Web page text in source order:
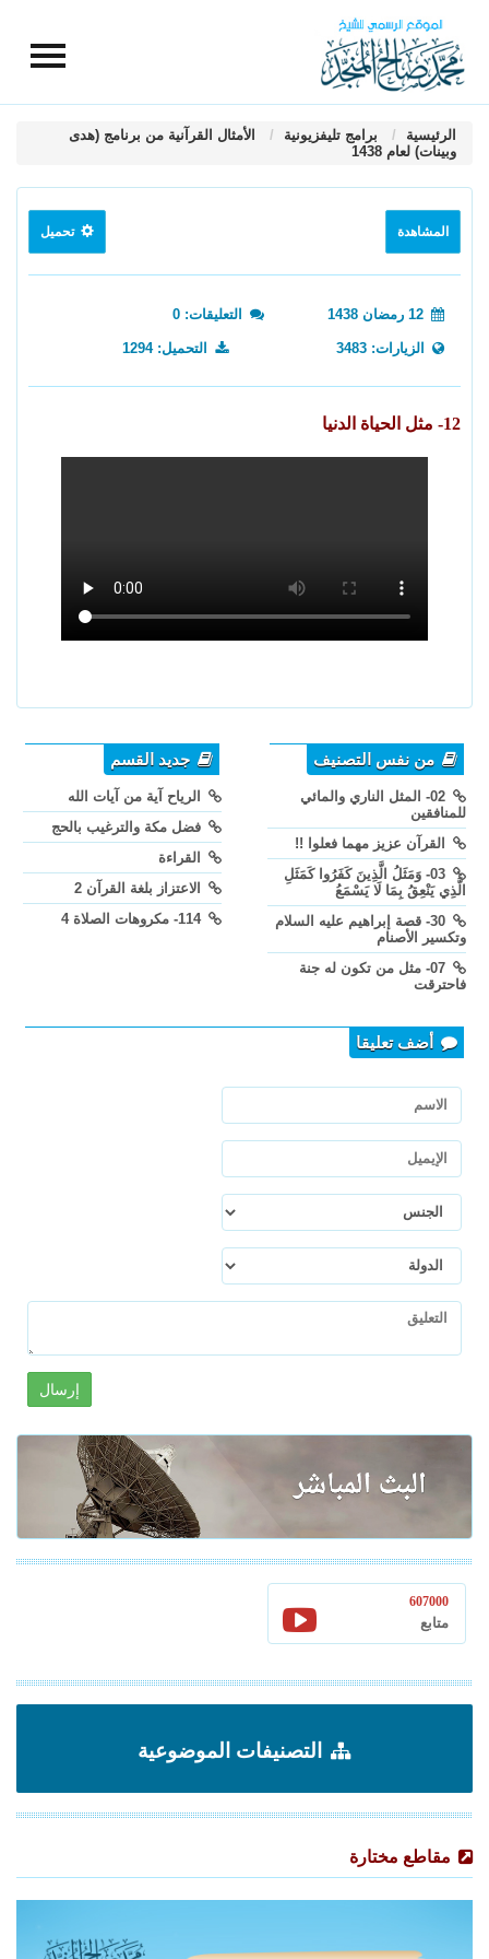
الرئيسية برامج تليفزيونية
الأمثال القرآنية من برنامج (هدى
وبينات) لعام 1438
المشاهدة تحميل
التعليقات: 0
الزيارات: 3483 التحميل: 1294
12- مثل الحياة الدنيا
من نفس التصنيف
02- المثل الناري والمائي
للمنافقين
القرآن عزيز مهما فعلوا !!
03- وَمَثَلُ الَّذِينَ كَفَرُوا كَمَثَلِ
الَّذِي يَنْعِقُ بِمَا لَا يَسْمَعُ
30- قصة إبراهيم عليه السلام
وتكسير الأصنام
07- مثل من تكون له جنة
فاحترقت
جديد القسم
الرياح آية من آيات الله
فضل مكة والترغيب بالحج
القراءة
الاعتزاز بلغة القرآن 2
114- مكروهات الصلاة 4
أضف تعليقا
إرسال
607000
متابع
التصنيفات الموضوعية
مقاطع مختارة